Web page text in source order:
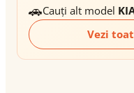
🚗Cauți alt model
Vezi